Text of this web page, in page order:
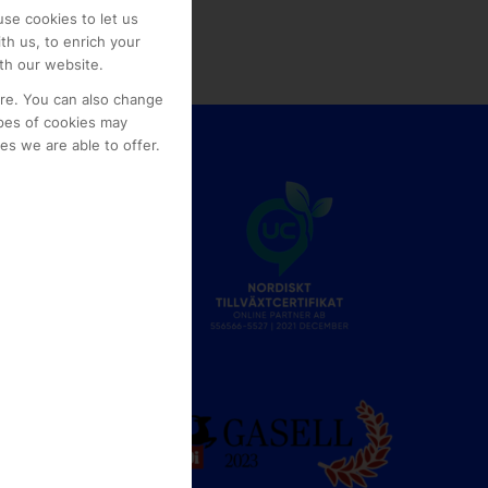
cookies to let us
us, to enrich your
our website.
You can also change
of cookies may
we are able to offer.